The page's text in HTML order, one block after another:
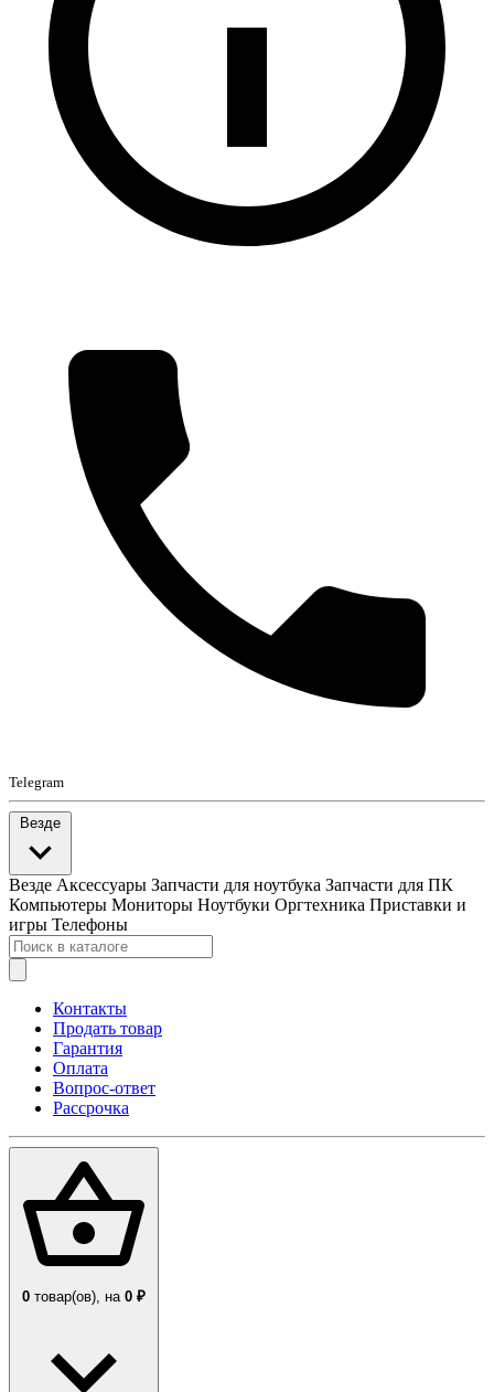
Telegram
Везде
Везде Аксессуары Запчасти для ноутбука Запчасти для ПК
Компьютеры Мониторы Ноутбуки Оргтехника Приставки и
игры Телефоны
Контакты
Продать товар
Гарантия
Оплата
Вопрос-ответ
Рассрочка
0 товар(ов), на 0 ₽